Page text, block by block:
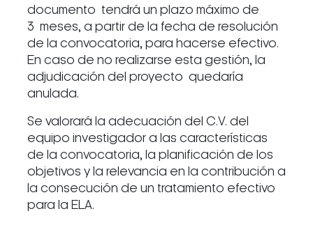
documento tendrá un plazo máximo de
3 meses, a partir de la fecha de resolución
de la convocatoria, para hacerse efectivo.
En caso de no realizarse esta gestión, la
adjudicación del proyecto quedaría
anulada.
Se valorará la adecuación del C.V. del
equipo investigador a las características
de la convocatoria, la planificación de los
objetivos y la relevancia en la contribución a
la consecución de un tratamiento efectivo
para la ELA.